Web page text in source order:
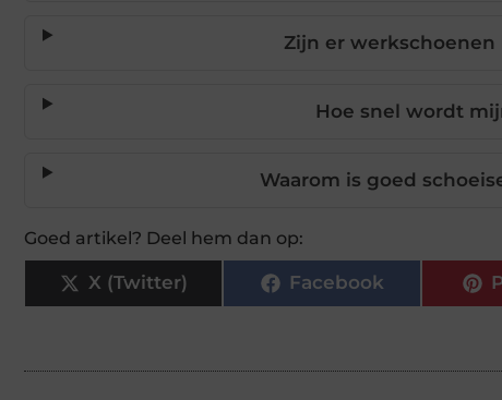
Zijn er werkschoenen
Hoe snel wordt
Waarom is goed
Goed artikel? Deel hem dan op:
X (Twitter) Facebook